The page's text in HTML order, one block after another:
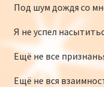
Наши
tt
er
b
o
o
k
Под шум дождя со
Я не успел
Ещё не все
Ещё не вся